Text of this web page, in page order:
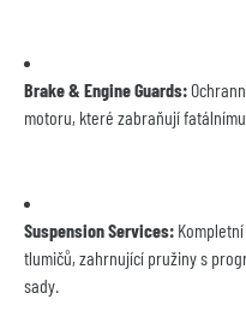
Brake & Engine Guards:
motoru, které zabraňují
Suspension Services:
tlumičů, zahrnující pružiny s
sady.